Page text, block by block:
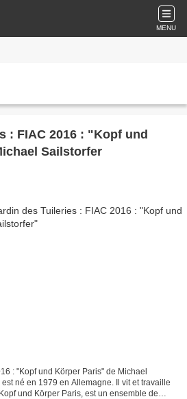
MENU
: FIAC 2016 : "Kopf und
Sailstorfer
: "Kopf und Körper Paris" de Michael
né en 1979 en Allemagne. Il vit et travaille
und Körper Paris, est un ensemble de